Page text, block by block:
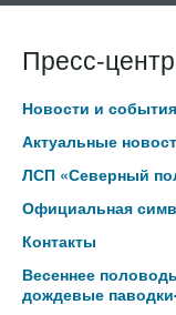
Пресс-центр
Новости и события
Актуальные
ЛСП «Северный
Официальная
Контакты
Весеннее
дождевые